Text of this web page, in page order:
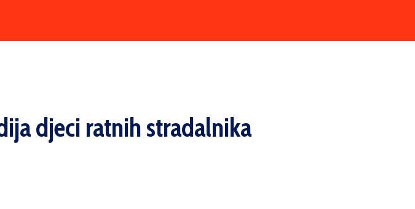
djeci ratnih stradalnika